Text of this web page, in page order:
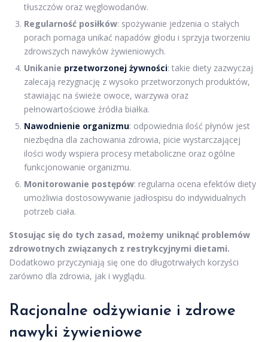
tłuszczów oraz węglowodanów.
Regularność posiłków: spożywanie jedzenia o stałych
porach pomaga unikać napadów głodu i sprzyja tworzeniu
zdrowszych nawyków żywieniowych.
Unikanie przetworzonej żywności: takie diety zazwyczaj
zalecają rezygnację z wysoko przetworzonych produktów,
stawiając na świeże owoce, warzywa oraz
pełnowartościowe źródła białka.
Nawodnienie organizmu: odpowiednia ilość płynów jest
niezbędna dla zachowania zdrowia, picie wystarczającej
ilości wody wspiera procesy metaboliczne oraz ogólne
funkcjonowanie organizmu.
Monitorowanie postępów: regularna ocena efektów diety
umożliwia dostosowywanie jadłospisu do indywidualnych
potrzeb ciała.
Stosując się do tych zasad, możemy uniknąć problemów
zdrowotnych związanych z restrykcyjnymi dietami.
Dodatkowo przyczyniają się one do długotrwałych korzyści
zarówno dla zdrowia, jak i wyglądu.
Racjonalne odżywianie i zdrowe
nawyki żywieniowe